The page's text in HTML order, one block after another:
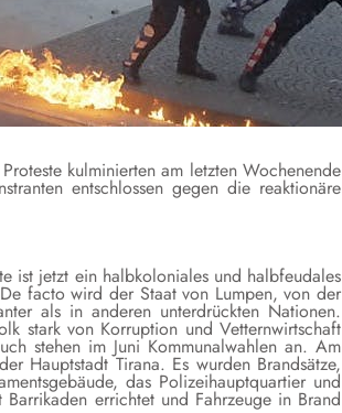
kulminierten am letzten Wochenende
entschlossen gegen die reaktionäre
ist jetzt ein halbkoloniales und halbfeudales
facto wird der Staat von Lumpen, von der
als in anderen unterdrückten Nationen.
stark von Korruption und Vetternwirtschaft
stehen im Juni Kommunalwahlen an. Am
Hauptstadt Tirana. Es wurden Brandsätze,
das Polizeihauptquartier und
errichtet und Fahrzeuge in Brand